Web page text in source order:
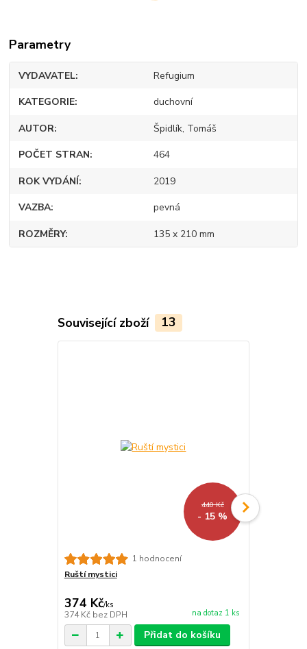
Parametry
VYDAVATEL Refugium
KATEGORIE duchovní
AUTOR Špidlík, Tomáš
POČET STRAN 464
ROK VYDÁNÍ 2019
VAZBA pevná
ROZMĚRY 135 x 210 mm
Související zboží 13
440 Kč
- 15 %
1 hodnocení
Ruští mystici
374 Kč/ks
374 Kč bez DPH na dotaz 1 ks
Přidat do košíku